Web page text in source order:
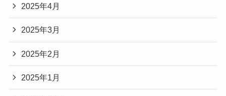
2025年4月
2025年3月
2025年2月
2025年1月